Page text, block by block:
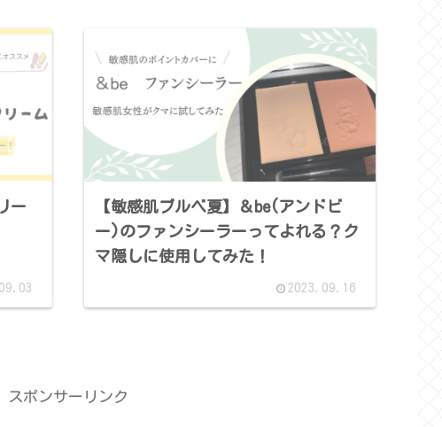
ー
【敏感肌ブルベ夏】＆be(アンドビ
ー)のファンシーラーってよれる？ク
マ隠しに使用してみた！
2023.09.16
スポンサーリンク